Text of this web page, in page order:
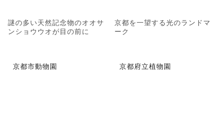
謎の多い天然記念物のオオサ
ンショウウオが目の前に
京都を一望する光のランドマ
ーク
京都市動物園 京都府立植物園